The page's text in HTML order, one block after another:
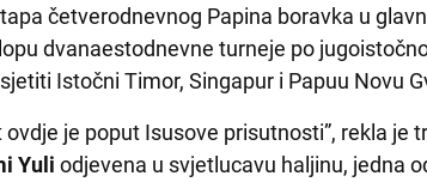
četverodnevnog Papina boravka u
dvanaestodnevne turneje po
Istočni Timor, Singapur i Papuu Novu
ovdje je poput Isusove prisutnosti”, rekla je
Yuli odjevena u svjetlucavu haljinu, jedna